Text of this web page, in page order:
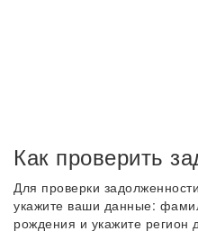
Как проверить
Для проверки
укажите ваши данные:
рождения и укажите регион